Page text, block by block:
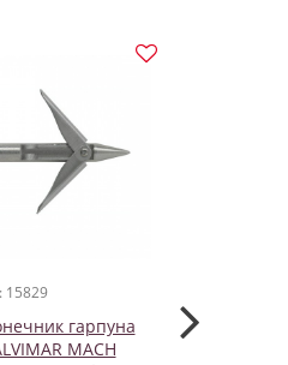
15829
гарпуна
MACH